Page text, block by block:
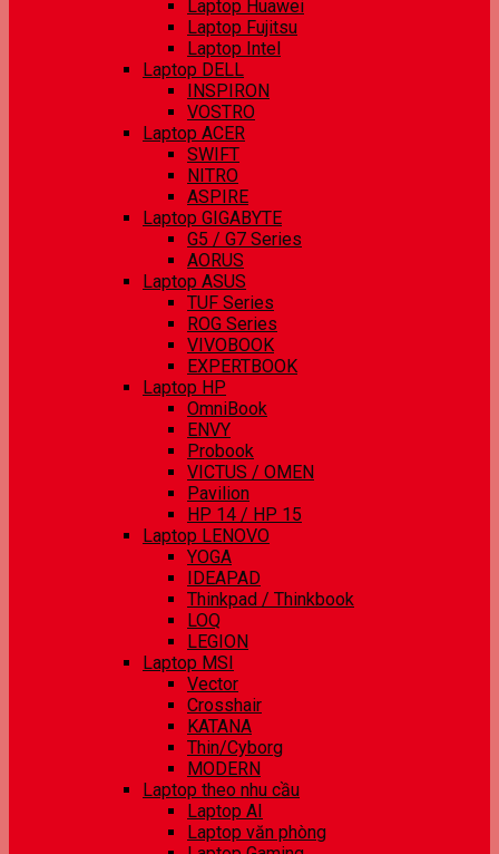
Laptop Huawei
Laptop Fujitsu
Laptop Intel
Laptop DELL
INSPIRON
VOSTRO
Laptop ACER
SWIFT
NITRO
ASPIRE
Laptop GIGABYTE
G5 / G7 Series
AORUS
Laptop ASUS
TUF Series
ROG Series
VIVOBOOK
EXPERTBOOK
Laptop HP
OmniBook
ENVY
Probook
VICTUS / OMEN
Pavilion
HP 14 / HP 15
Laptop LENOVO
YOGA
IDEAPAD
Thinkpad / Thinkbook
LOQ
LEGION
Laptop MSI
Vector
Crosshair
KATANA
Thin/Cyborg
MODERN
Laptop theo nhu cầu
Laptop AI
Laptop văn phòng